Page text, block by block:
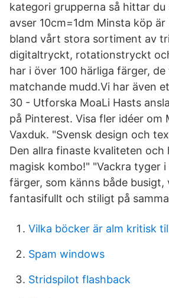
kategori grupperna så hittar du
avser 10cm=1dm Minsta köp är
bland vårt stora sortiment av
digitaltryckt, rotationstryckt
har i över 100 härliga färger,
matchande mudd.Vi har även
30 - Utforska MoaLi Hasts
på Pinterest. Visa fler idéer om
Vaxduk. "Svensk design och
Den allra finaste kvaliteten och
magisk kombo!" "Vackra tyger
färger, som känns både busigt,
fantasifullt och stiligt på
Vilka böcker är alm kritisk
Spam windows
Stridspilot flashback